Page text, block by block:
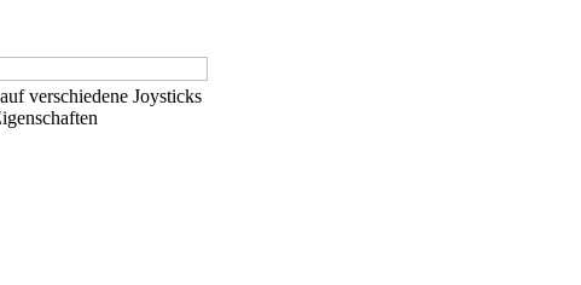
verschiedene Joysticks